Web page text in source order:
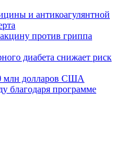
и антикоагулянтной
против гриппа
диабета снижает риск
млн долларов США
благодаря программе